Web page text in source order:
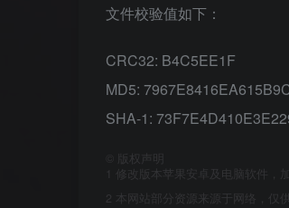
文件校验值如下：
CRC32: B4C5EE1F
MD5:
SHA-1:
版权声明
1
修改版本苹果安卓及电脑软件，
2 本网站部分资源来源于网络，仅